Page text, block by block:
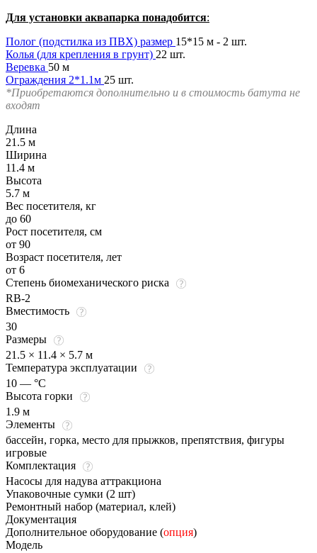
Для установки аквапарка понадобится:
Полог (подстилка из ПВХ) размер 15*15 м - 2 шт.
Колья (для крепления в грунт) 22 шт.
Веревка 50 м
Ограждения 2*1.1м 25 шт.
*Приобретаются дополнительно и в стоимость батута не
входят
Длина
21.5 м
Ширина
11.4 м
Высота
5.7 м
Вес посетителя, кг
до 60
Рост посетителя, см
от 90
Возраст посетителя, лет
от 6
Степень биомеханического риска
RB-2
Вместимость
30
Размеры
21.5 × 11.4 × 5.7 м
Температура эксплуатации
10 — °C
Высота горки
1.9 м
Элементы
бассейн, горка, место для прыжков, препятствия, фигуры
игровые
Комплектация
Насосы для надува аттракциона
Упаковочные сумки (2 шт)
Ремонтный набор (материал, клей)
Документация
Дополнительное оборудование (опция)
Модель